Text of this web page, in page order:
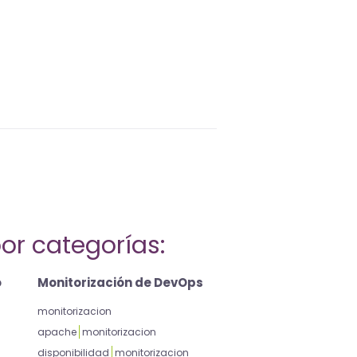
categorías:
Monitorización de DevOps
monitorizacion
apache monitorizacion
disponibilidad monitorizacion